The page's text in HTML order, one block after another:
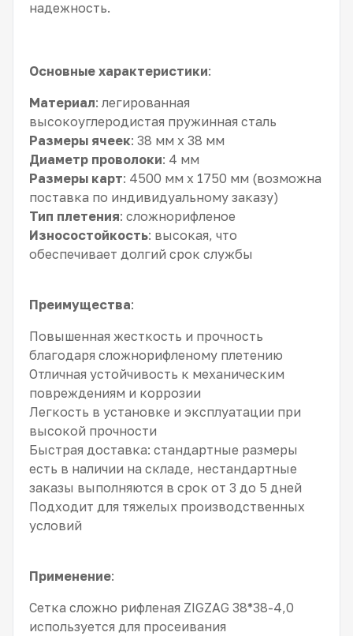
надежность.
Основные характеристики:
Материал: легированная
высокоуглеродистая пружинная сталь
Размеры ячеек: 38 мм x 38 мм
Диаметр проволоки: 4 мм
Размеры карт: 4500 мм x 1750 мм (возможна
поставка по индивидуальному заказу)
Тип плетения: сложнорифленое
Износостойкость: высокая, что
обеспечивает долгий срок службы
Преимущества:
Повышенная жесткость и прочность
благодаря сложнорифленому плетению
Отличная устойчивость к механическим
повреждениям и коррозии
Легкость в установке и эксплуатации при
высокой прочности
Быстрая доставка: стандартные размеры
есть в наличии на складе, нестандартные
заказы выполняются в срок от 3 до 5 дней
Подходит для тяжелых производственных
условий
Применение:
Сетка сложно рифленая ZIGZAG 38*38-4,0
используется для просеивания